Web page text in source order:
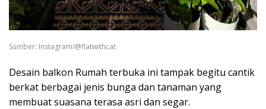
Sumber: Instagram/@flatwithcat
Desain balkon Rumah terbuka ini tampak begitu cantik
berkat berbagai jenis bunga dan tanaman yang
membuat suasana terasa asri dan segar.